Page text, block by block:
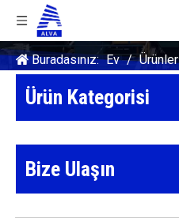
Buradasınız: Ev / Ürünler
Ürün Kategorisi
Bize Ulaşın